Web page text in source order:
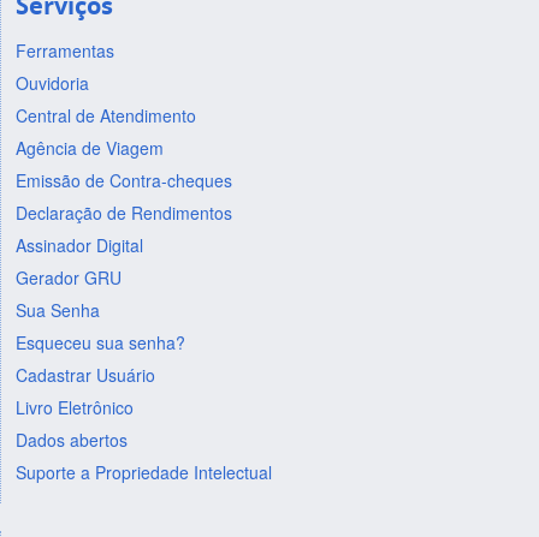
Ferramentas
Ouvidoria
Central de Atendimento
Agência de Viagem
Emissão de Contra-cheques
Declaração de Rendimentos
Assinador Digital
Gerador GRU
Sua Senha
Esqueceu sua senha?
Cadastrar Usuário
Livro Eletrônico
Dados abertos
Suporte a Propriedade Intelectual